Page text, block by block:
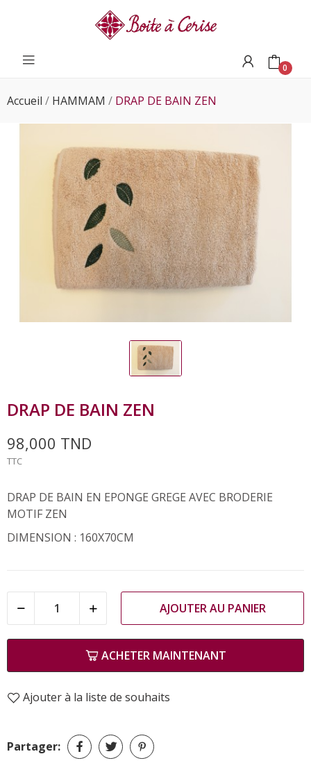
0
Accueil HAMMAM DRAP DE BAIN ZEN
DRAP DE BAIN ZEN
98,000 TND
TTC
DRAP DE BAIN EN EPONGE GREGE AVEC BRODERIE
MOTIF ZEN
DIMENSION : 160X70CM
AJOUTER AU PANIER
ACHETER MAINTENANT
Ajouter à la liste de souhaits
Partager: